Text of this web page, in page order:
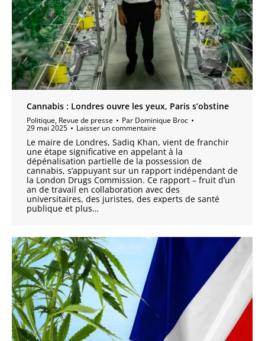
Cannabis : Londres ouvre les yeux, Paris s’obstine
Politique, Revue de presse Par Dominique Broc
29 mai 2025 Laisser un commentaire
Le maire de Londres, Sadiq Khan, vient de franchir
une étape significative en appelant à la
dépénalisation partielle de la possession de
cannabis, s’appuyant sur un rapport indépendant de
la London Drugs Commission. Ce rapport – fruit d’un
an de travail en collaboration avec des
universitaires, des juristes, des experts de santé
publique et plus…